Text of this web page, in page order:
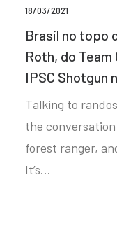
18/03/2021
Brasil no topo
Roth, do Team
IPSC Shotgun
Talking to
the
forest ranger,
It’s…